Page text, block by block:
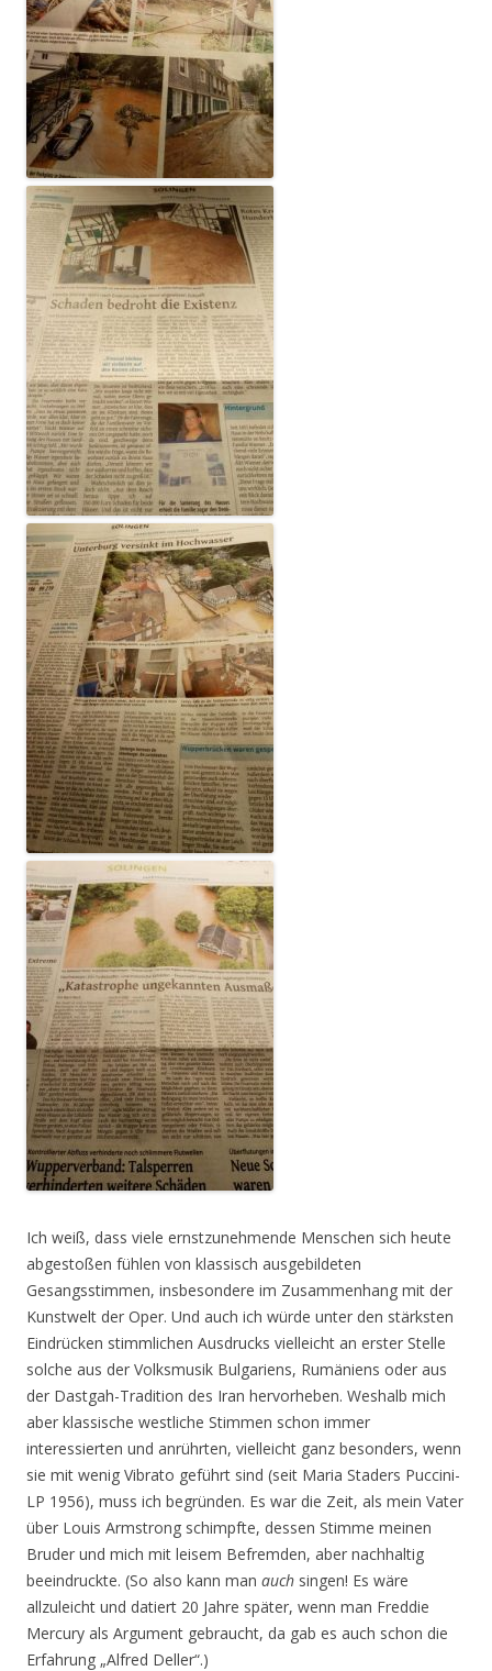
Ich weiß, dass viele ernstzunehmende Menschen sich heute
abgestoßen fühlen von klassisch ausgebildeten
Gesangsstimmen, insbesondere im Zusammenhang mit der
Kunstwelt der Oper. Und auch ich würde unter den stärksten
Eindrücken stimmlichen Ausdrucks vielleicht an erster Stelle
solche aus der Volksmusik Bulgariens, Rumäniens oder aus
der Dastgah-Tradition des Iran hervorheben. Weshalb mich
aber klassische westliche Stimmen schon immer
interessierten und anrührten, vielleicht ganz besonders, wenn
sie mit wenig Vibrato geführt sind (seit Maria Staders Puccini-
LP 1956), muss ich begründen. Es war die Zeit, als mein Vater
über Louis Armstrong schimpfte, dessen Stimme meinen
Bruder und mich mit leisem Befremden, aber nachhaltig
beeindruckte. (So also kann man auch singen! Es wäre
allzuleicht und datiert 20 Jahre später, wenn man Freddie
Mercury als Argument gebraucht, da gab es auch schon die
Erfahrung „Alfred Deller“.)